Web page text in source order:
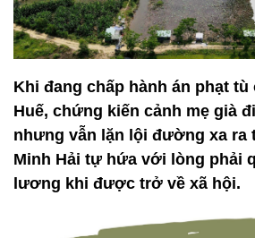
Khi đang chấp hành án phạt
Huế, chứng kiến cảnh mẹ già
nhưng vẫn lặn lội đường xa ra
Minh Hải tự hứa với lòng phải
lương khi được trở về xã hội.